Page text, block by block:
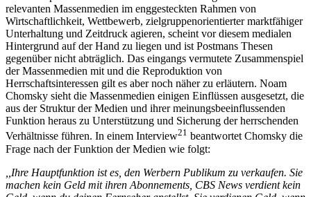
relevanten Massenmedien im enggesteckten Rahmen von
Wirtschaftlichkeit, Wettbewerb, zielgruppenorientierter marktfähiger
Unterhaltung und Zeitdruck agieren, scheint vor diesem medialen
Hintergrund auf der Hand zu liegen und ist Postmans Thesen
gegenüber nicht abträglich. Das eingangs vermutete Zusammenspiel
der Massenmedien mit und die Reproduktion von
Herrschaftsinteressen gilt es aber noch näher zu erläutern. Noam
Chomsky sieht die Massenmedien einigen Einflüssen ausgesetzt, die
aus der Struktur der Medien und ihrer meinungsbeeinflussenden
Funktion heraus zu Unterstützung und Sicherung der herrschenden
Verhältnisse führen. In einem Interview21 beantwortet Chomsky die
Frage nach der Funktion der Medien wie folgt:
,,Ihre Hauptfunktion ist es, den Werbern Publikum zu verkaufen. Sie
machen kein Geld mit ihren Abonnements, CBS News verdient kein